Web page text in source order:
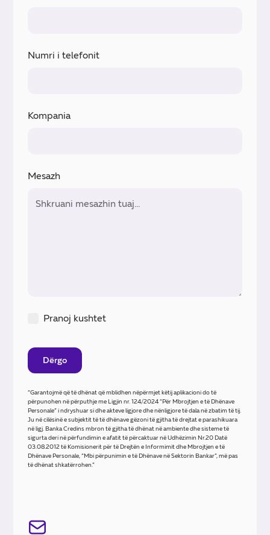
Numri i telefonit
Kompania
Mesazh
Pranoj kushtet
“Garantojmë që të dhënat që mblidhen nëpërmjet këtij aplikacioni do të
përpunohen në përputhje me Ligjin nr. 124/2024 “Për Mbrojtjen e të Dhënave
Personale” i ndryshuar si dhe akteve ligjore dhe nënligjore të dala në zbatim të tij.
Ju në cilësinë e subjektit të të dhënave gëzoni të gjitha të drejtat e parashikuara
në ligj. Banka Credins mbron të gjitha të dhënat në ambiente dhe sisteme të
sigurta deri në përfundimin e afatit të përcaktuar në Udhëzimin Nr.20 Datë
03.08.2012 të Komisionerit për të Drejtën e Informimit dhe Mbrojtjen e të
Dhënave Personale, “Mbi përpunimin e të Dhënave në Sektorin Bankar”, më pas
të dhënat shkatërrohen.”